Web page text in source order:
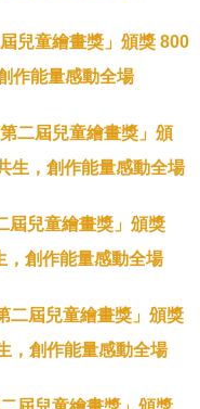
兒童繪畫獎」頒獎 800
作能量感動全場
二屆兒童繪畫獎」頒
生，創作能量感動全場
屆兒童繪畫獎」頒獎
，創作能量感動全場
二屆兒童繪畫獎」頒獎
，創作能量感動全場